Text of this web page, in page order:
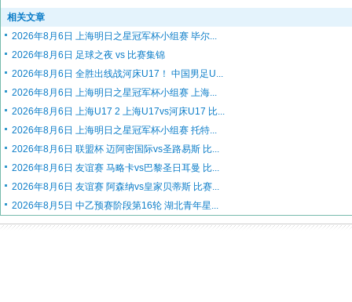
相关文章
2026年8月6日 上海明日之星冠军杯小组赛 毕尔...
2026年8月6日 足球之夜 vs 比赛集锦
2026年8月6日 全胜出线战河床U17！ 中国男足U...
2026年8月6日 上海明日之星冠军杯小组赛 上海...
2026年8月6日 上海U17 2 上海U17vs河床U17 比...
2026年8月6日 上海明日之星冠军杯小组赛 托特...
2026年8月6日 联盟杯 迈阿密国际vs圣路易斯 比...
2026年8月6日 友谊赛 马略卡vs巴黎圣日耳曼 比...
2026年8月6日 友谊赛 阿森纳vs皇家贝蒂斯 比赛...
2026年8月5日 中乙预赛阶段第16轮 湖北青年星...